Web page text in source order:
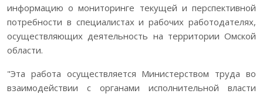
информацию о мониторинге текущей и перспективной
потребности в специалистах и рабочих работодателях,
осуществляющих деятельность на территории Омской
области.
"Эта работа осуществляется Министерством труда во
взаимодействии с органами исполнительной власти